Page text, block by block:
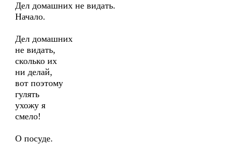
Дел домашних не видать.
Начало.
Дел домашних
не видать,
сколько их
ни делай,
вот поэтому
гулять
ухожу я
смело!
О посуде.